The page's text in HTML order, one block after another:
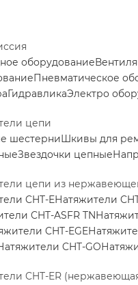
оборудование
Пневматическое
ГидравликаЭлектро
цепи
шестерниШкивы для
Звездочки цепные
цепи из
CHT-EНатяжители
CHT-ASFR TN
CHT-EGE
CHT-GO
CHT-ER